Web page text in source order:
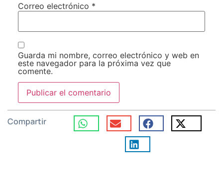
Correo electrónico *
Guarda mi nombre, correo electrónico y web en
este navegador para la próxima vez que
comente.
Compartir